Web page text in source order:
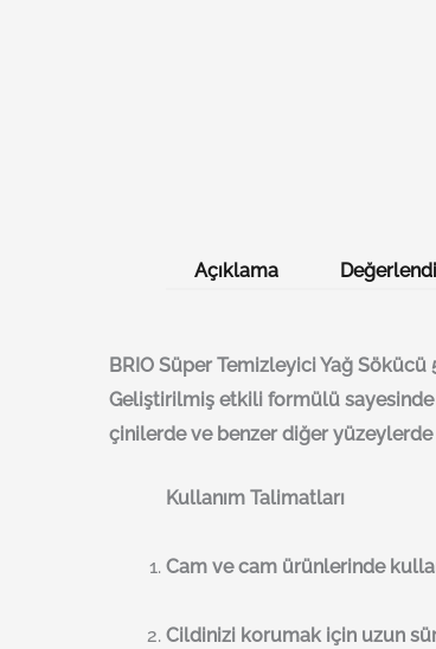
Açıklama
BRIO Süper Temizleyici Yağ Sökücü
Geliştirilmiş etkili formülü
çinilerde ve benzer diğer yüzeylerde
Kullanım Talimatları
Cam ve cam ürünlerinde
Cildinizi korumak için uzun